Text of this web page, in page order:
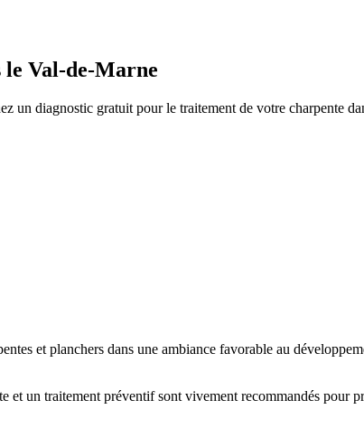
le Val-de-Marne
un diagnostic gratuit pour le traitement de votre charpente
et planchers dans une ambiance favorable au
et un traitement préventif sont vivement recommandés pour